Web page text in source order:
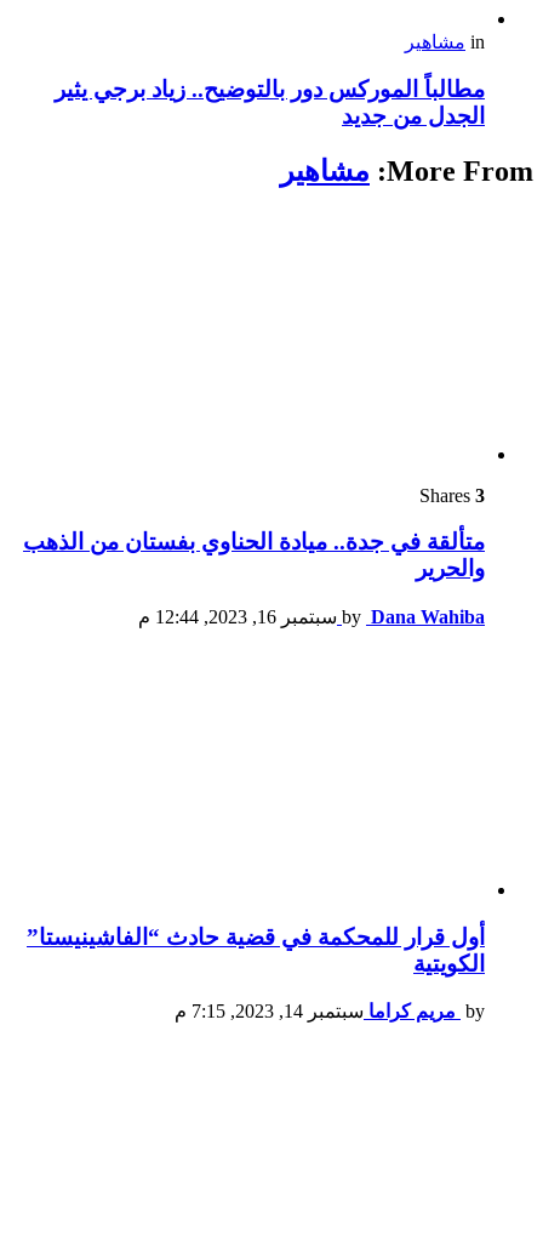
in مشاهير
مطالباً الموركس دور بالتوضيح.. زياد برجي يثير
الجدل من جديد
More From: مشاهير
3
متألقة في جدة.. ميادة الحناوي بفستان من الذهب
والحرير
by Dana Wahiba سبتمبر 16, 2023, 12:44 م
أول قرار للمحكمة في قضية حادث “الفاشينيستا”
الكويتية
by مريم كراما سبتمبر 14, 2023, 7:15 م